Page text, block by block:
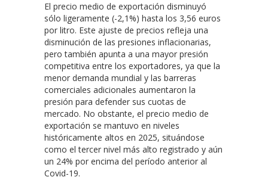
El precio medio de exportación disminuyó
sólo ligeramente (-2,1%) hasta los 3,56 euros
por litro. Este ajuste de precios refleja una
disminución de las presiones inflacionarias,
pero también apunta a una mayor presión
competitiva entre los exportadores, ya que la
menor demanda mundial y las barreras
comerciales adicionales aumentaron la
presión para defender sus cuotas de
mercado. No obstante, el precio medio de
exportación se mantuvo en niveles
históricamente altos en 2025, situándose
como el tercer nivel más alto registrado y aún
un 24% por encima del período anterior al
Covid-19.